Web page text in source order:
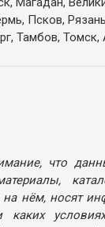
Псков,
Тамбов,
что
нём, носят